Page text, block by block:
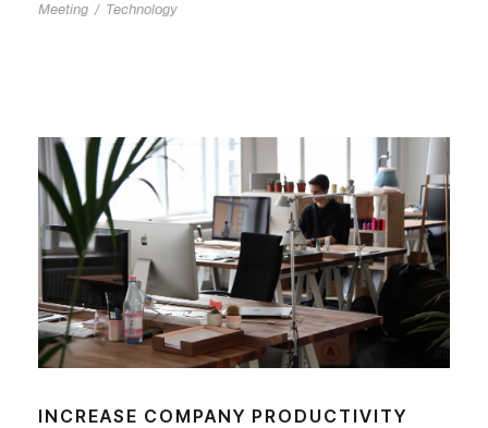
Meeting / Technology
INCREASE COMPANY PRODUCTIVITY